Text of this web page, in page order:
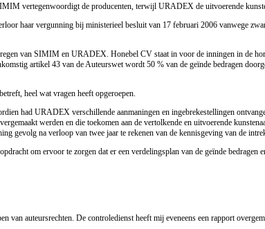
vertegenwoordigt de producenten, terwijl URADEX de uitvoerende
haar vergunning bij ministerieel besluit van 17 februari 2006 vanwege
van SIMIM en URADEX. Honebel CV staat in voor de inningen in de
artikel 43 van de Auteurswet wordt 50 % van de geïnde bedragen
heel wat vragen heeft opgeroepen.
had URADEX verschillende aanmaningen en ingebrekestellingen
werden en die toekomen aan de vertolkende en uitvoerende
gevolg na verloop van twee jaar te rekenen van de kennisgeving van de
om ervoor te zorgen dat er een verdelingsplan van de geïnde
auteursrechten. De controledienst heeft mij eveneens een rapport